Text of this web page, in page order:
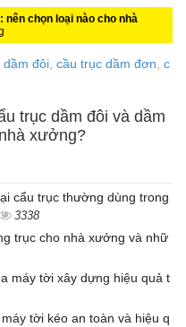
chọn loại nào cho nhà
dầm đôi cầu trục dầm đơn c
trục dầm đôi và dầm
xưởng?
cẩu trục thường dùng trong
3338
trục cho nhà xưởng và nhữ
máy tời xây dựng hiệu quả t
tời kéo an toàn và hiệu q